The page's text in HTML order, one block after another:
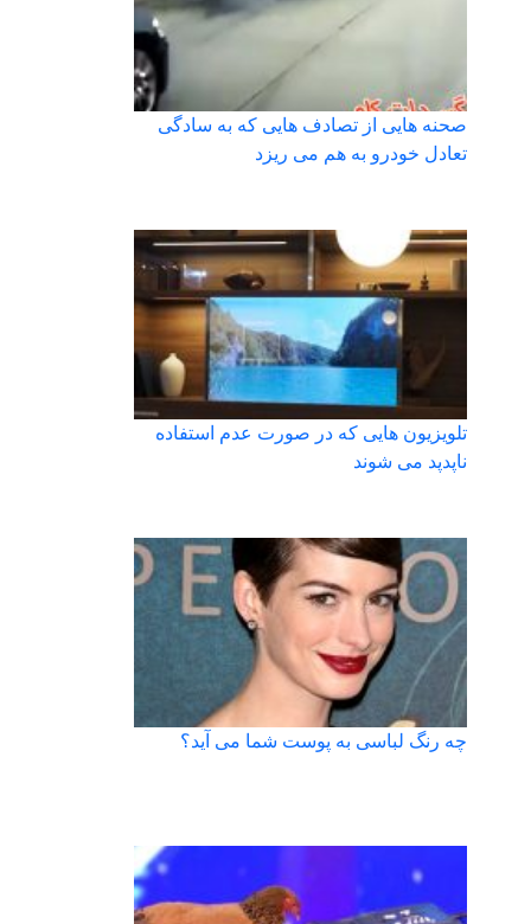
صحنه هایی از تصادف هایی که به سادگی
تعادل خودرو به هم می ریزد
تلویزیون هایی که در صورت عدم استفاده
ناپدپد می شوند
چه رنگ لباسی به پوست شما می آید؟